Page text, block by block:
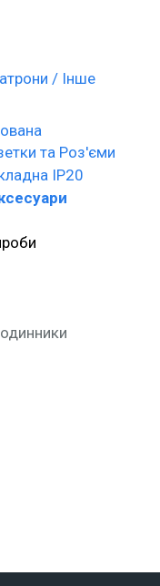
/ Інше
та Роз'єми
IP20